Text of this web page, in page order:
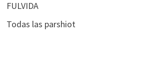
FULVIDA
Todas las parshiot